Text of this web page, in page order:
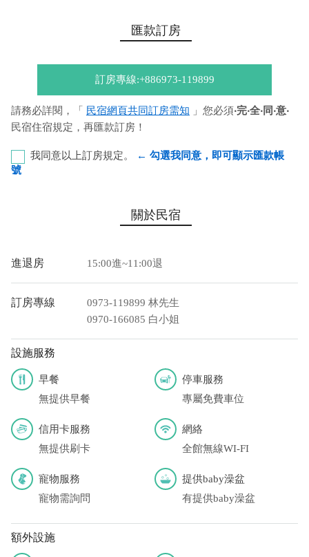
匯款訂房
訂房專線:+886973-119899
請務必詳閱，「 民宿網頁共同訂房需知 」您必須‧完‧全‧同‧意‧
民宿住宿規定，再匯款訂房！
我同意以上訂房規定。
← 勾選我同意，即可顯示匯款帳
號
合作金庫-九如分行 代號：006 帳號：5285765935744
您也可以利用這幾個常用的網路ATM匯款： [
宿有提供該銀行匯款帳號喔。) 匯入任何款項後，請記得與業者
關於民宿
進退房 15:00進~11:00退
訂房專線
0973-119899 林先生
0970-166085 白小姐
設施服務
早餐
無提供早餐
停車服務
專屬免費車位
信用卡服務
無提供刷卡
網絡
全館無線WI-FI
寵物服務
寵物需詢問
提供baby澡盆
有提供baby澡盆
額外設施